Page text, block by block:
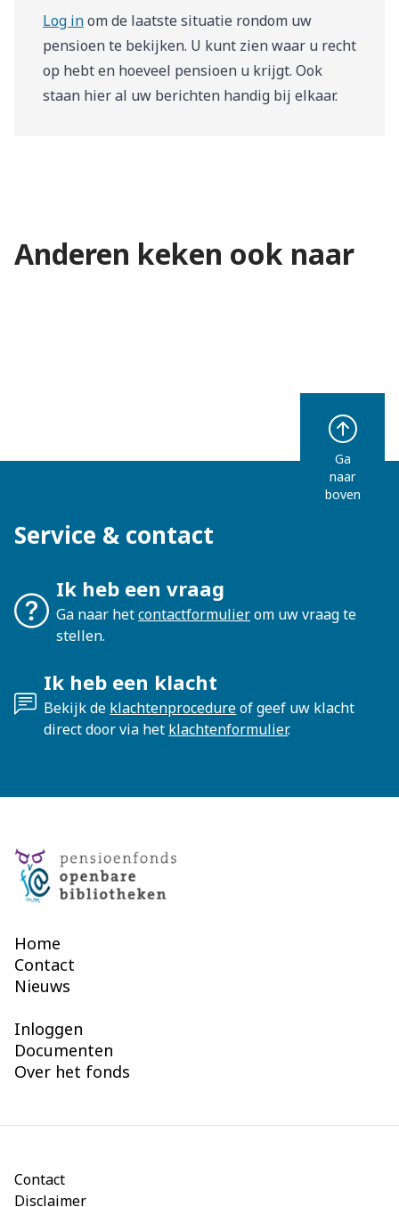
Log inom de laatste situatie rondom uw
pensioen te bekijken. U kunt zien waar u recht
op hebt en hoeveel pensioen u krijgt. Ook
staan hier al uw berichten handig bij elkaar.
Anderen keken ook naar
Zo werkt pensioen
ontvangt
Klachten en geschillen
Ga
naar
boven
Service & contact
Ik heb een vraag
Ga naar hetcontactformulierom uw vraag te
stellen.
Ik heb een klacht
Bekijk de klachtenprocedureof geef uw klacht
direct door via het klachtenformulier.
Home
Contact
Nieuws
Inloggen
Documenten
Over het fonds
Contact
Disclaimer